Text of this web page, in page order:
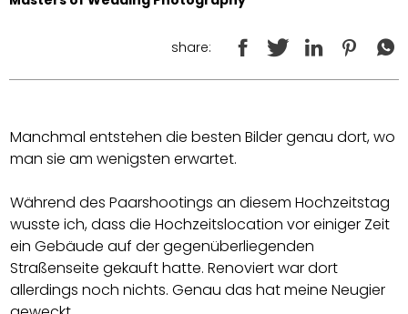
share:
Manchmal entstehen die besten Bilder genau dort, wo
man sie am wenigsten erwartet.
Während des Paarshootings an diesem Hochzeitstag
wusste ich, dass die Hochzeitslocation vor einiger Zeit
ein Gebäude auf der gegenüberliegenden
Straßenseite gekauft hatte. Renoviert war dort
allerdings noch nichts. Genau das hat meine Neugier